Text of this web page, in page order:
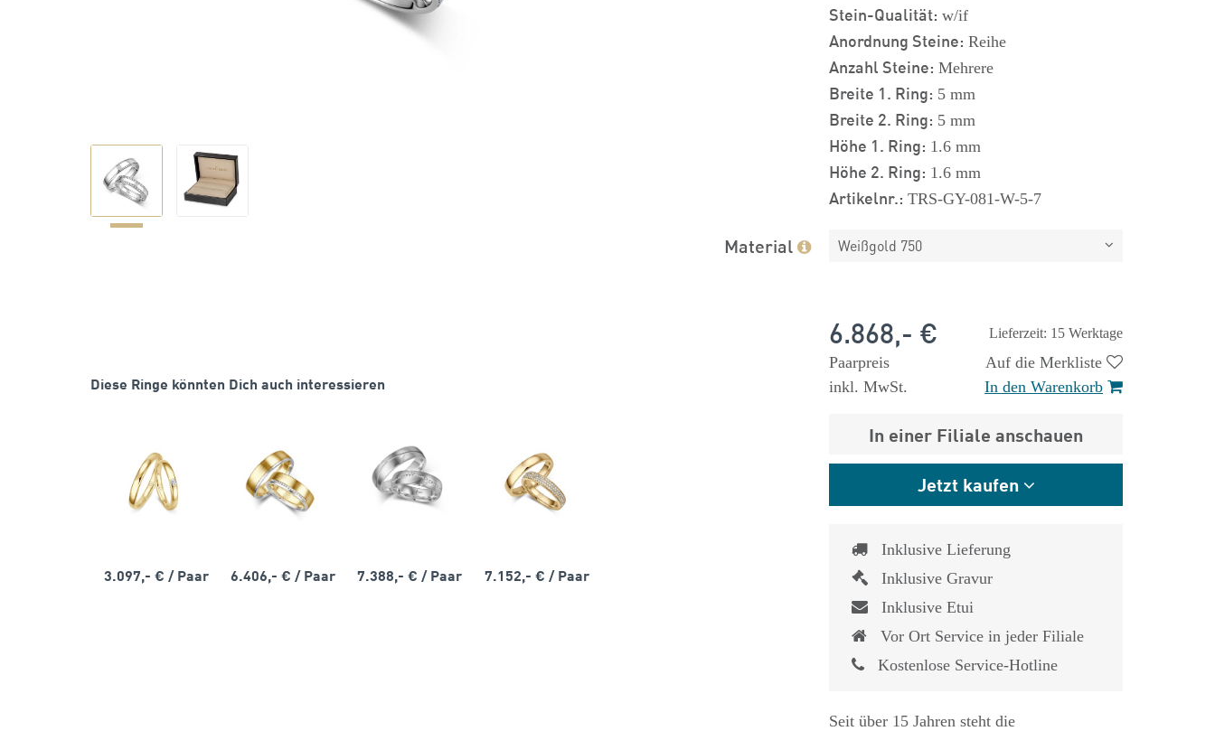
Diese Ringe könnten Dich auch interessieren
3.097,- € / Paar 6.406,- €/ Paar 7.388,- €/ Paar 7.152,- € / Paar
Stein-Qualität: w/if
Anordnung Steine: Reihe
Anzahl Steine: Mehrere
Breite 1. Ring: 5 mm
Breite 2. Ring: 5 mm
Höhe 1. Ring: 1.6 mm
Höhe 2. Ring: 1.6 mm
Artikelnr.: TRS-GY-081-W-5-7
Material Weißgold 750
Lieferzeit: 15 Werktage
6.868,- €
Paarpreis
inkl. MwSt.
Auf die Merkliste
In den Warenkorb
In einer Filiale anschauen
Jetzt kaufen
Inklusive Lieferung
Inklusive Gravur
Inklusive Etui
Vor Ort Service in jeder Filiale
Kostenlose Service-Hotline
Seit über 15 Jahren steht die